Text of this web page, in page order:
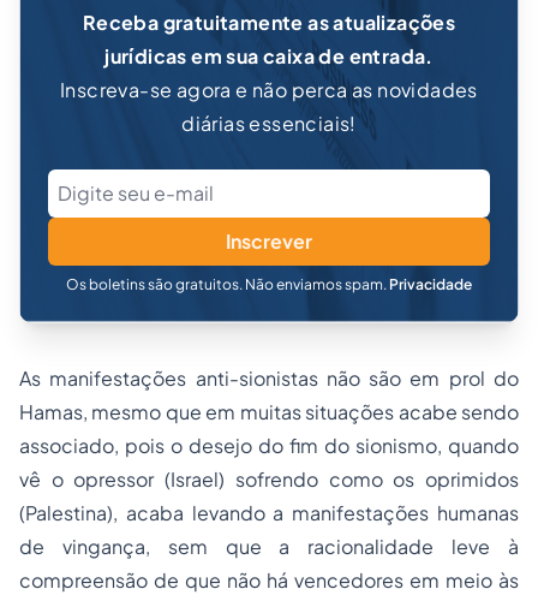
Receba gratuitamente as atualizações
jurídicas em sua caixa de entrada.
Inscreva-se agora e não perca as novidades
diárias essenciais!
Inscrever
Os boletins são gratuitos. Não enviamos spam. Privacidade
As manifestações anti-sionistas não são em prol do
Hamas, mesmo que em muitas situações acabe sendo
associado, pois o desejo do fim do sionismo, quando
vê o opressor (Israel) sofrendo como os oprimidos
(Palestina), acaba levando a manifestações humanas
de vingança, sem que a racionalidade leve à
compreensão de que não há vencedores em meio às